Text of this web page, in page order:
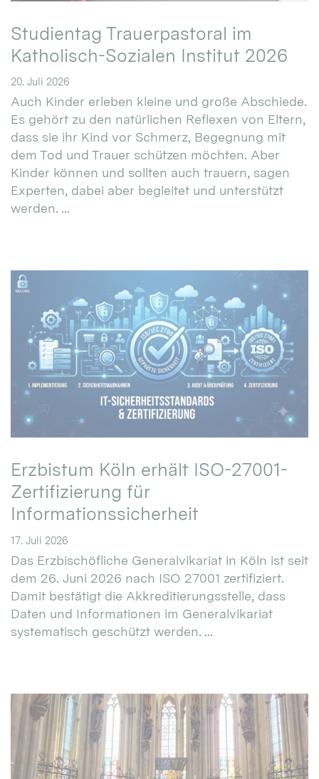
Studientag Trauerpastoral im
Katholisch-Sozialen Institut 2026
20. Juli 2026
Auch Kinder erleben kleine und große Abschiede.
Es gehört zu den natürlichen Reflexen von Eltern,
dass sie ihr Kind vor Schmerz, Begegnung mit
dem Tod und Trauer schützen möchten. Aber
Kinder können und sollten auch trauern, sagen
Experten, dabei aber begleitet und unterstützt
werden. ...
Erzbistum Köln erhält ISO-27001-
Zertifizierung für
Informationssicherheit
17. Juli 2026
Das Erzbischöfliche Generalvikariat in Köln ist seit
dem 26. Juni 2026 nach ISO 27001 zertifiziert.
Damit bestätigt die Akkreditierungsstelle, dass
Daten und Informationen im Generalvikariat
systematisch geschützt werden. ...